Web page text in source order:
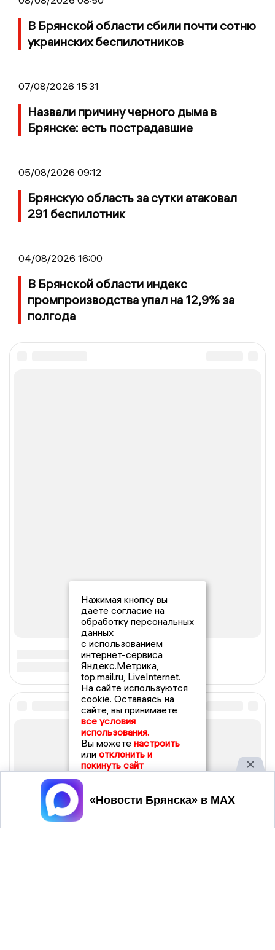
В Брянской области сбили почти сотню
украинских беспилотников
07/08/2026 15:31
Назвали причину черного дыма в
Брянске: есть пострадавшие
05/08/2026 09:12
Брянскую область за сутки атаковал
291 беспилотник
04/08/2026 16:00
В Брянской области индекс
промпроизводства упал на 12,9% за
полгода
Нажимая кнопку вы
даете согласие на
обработку персональных
данных
с использованием
интернет-сервиса
Яндекс.Метрика,
top.mail.ru, LiveInternet.
На сайте используются
cookie. Оставаясь на
сайте, вы принимаете
все условия
использования.
Вы можете настроить
или отклонить и
покинуть сайт
Принять